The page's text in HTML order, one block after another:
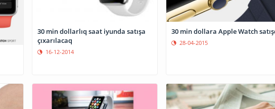
30 min dollarlıq saat iyunda satışa
çıxarılacaq
16-12-2014
30 min dollara Apple Watch
28-04-2015